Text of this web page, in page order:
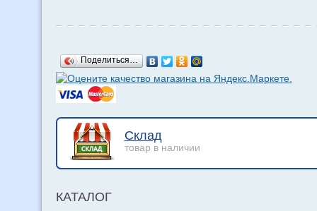
Поделиться…
Склад
товар в наличии
КАТАЛОГ